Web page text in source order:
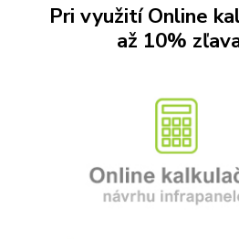
Pri využití Online
až 10%